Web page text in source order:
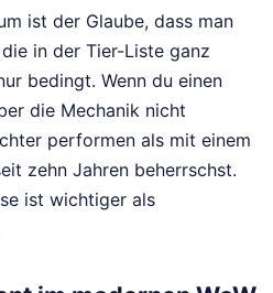
ist der Glaube, dass man
in der Tier-Liste ganz
bedingt. Wenn du einen
die Mechanik nicht
performen als mit einem
zehn Jahren beherrschst.
ist wichtiger als